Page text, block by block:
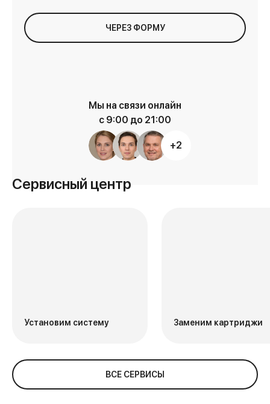
ЧЕРЕЗ ФОРМУ
Мы на связи онлайн
с 9:00 до 21:00
+2
Сервисный центр
Установим систему Заменим картриджи
ВСЕ СЕРВИСЫ